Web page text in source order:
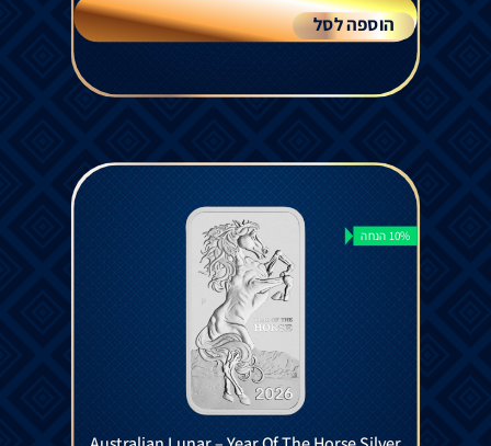
הוספה לסל
10% הנחה